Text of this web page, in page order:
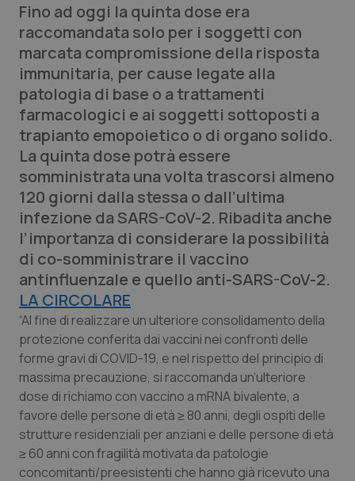
Abruzzo
Basilicata
Calabria
Campania
Emilia-Romagna
Friuli Venezia Giulia
Lazio
Liguria
Lombardia
Marche
Molise
Piemonte
QS Pro Gold
Artrite & artrosi
Asma & BPCO
Car-T
Colesterolo & coronaropatie
Dermatite Atopica
Diabete & glucometri
Disturbi dell’umore
Dolore
Donna & Salute
Epatiti
HIV
QS Club Newsletter
Fino ad oggi la quinta dose era
raccomandata solo per i soggetti con
marcata compromissione della risposta
immunitaria, per cause legate alla
patologia di base o a trattamenti
farmacologici e ai soggetti sottoposti a
trapianto emopoietico o di organo solido.
La quinta dose potrà essere
somministrata una volta trascorsi almeno
120 giorni dalla stessa o dall’ultima
infezione da SARS-CoV-2. Ribadita anche
l’importanza di considerare la possibilità
di co-somministrare il vaccino
antinfluenzale e quello anti-SARS-CoV-2.
LA CIRCOLARE
“Al fine di realizzare un ulteriore consolidamento della
protezione conferita dai vaccini nei confronti delle
forme gravi di COVID-19, e nel rispetto del principio di
massima precauzione, si raccomanda un’ulteriore
dose di richiamo con vaccino a mRNA bivalente, a
favore delle persone di età ≥ 80 anni, degli ospiti delle
strutture residenziali per anziani e delle persone di età
≥ 60 anni con fragilità motivata da patologie
concomitanti/preesistenti che hanno già ricevuto una